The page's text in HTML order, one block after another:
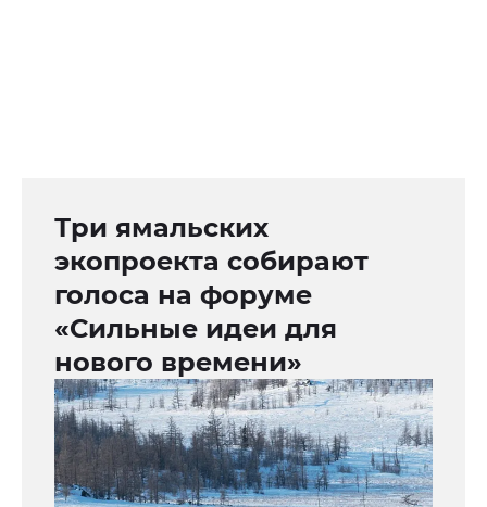
Три ямальских
экопроекта собирают
голоса на форуме
«Сильные идеи для
нового времени»